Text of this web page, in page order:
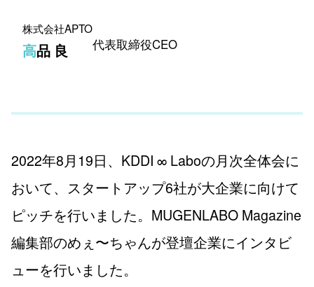
株式会社APTO
高品 良 代表取締役CEO
2022年8月19日、KDDI ∞ Laboの月次全体会に
おいて、スタートアップ6社が大企業に向けて
ピッチを行いました。MUGENLABO Magazine
編集部のめぇ〜ちゃんが登壇企業にインタビ
ューを行いました。